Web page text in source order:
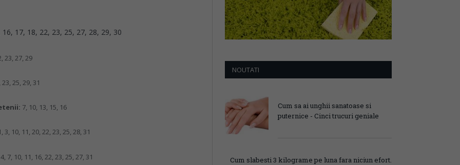
16, 17, 18, 22, 23, 25, 27, 28, 29, 30
23, 27, 29
25, 29, 31
7, 10, 13, 15, 16
3, 10, 11, 20, 22, 23, 25, 28, 31
7, 10, 11, 16, 22, 23, 25, 27, 31
NOUTATI
Cum sa ai unghii sanatoase si
puternice - Cinci trucuri geniale
Cum slabesti 3 kilograme pe luna fara niciun efort.